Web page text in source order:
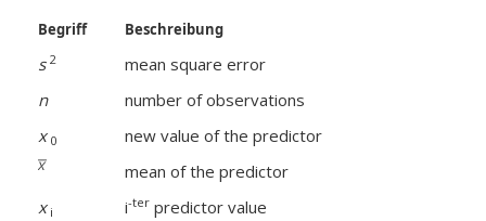
Begriff Beschreibung
s 2
mean square error
n
number of observations
x 0
new value of the predictor
mean of the predictor
x i i-ter predictor value